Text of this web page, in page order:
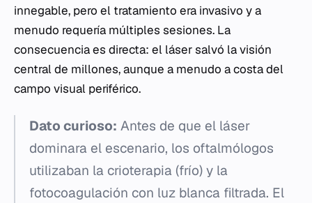
innegable, pero el tratamiento era invasivo y a
menudo requería múltiples sesiones. La
consecuencia es directa: el láser salvó la visión
central de millones, aunque a menudo a costa del
campo visual periférico.
Dato curioso: Antes de que el láser
dominara el escenario, los oftalmólogos
utilizaban la crioterapia (frío) y la
fotocoagulación con luz blanca filtrada. El